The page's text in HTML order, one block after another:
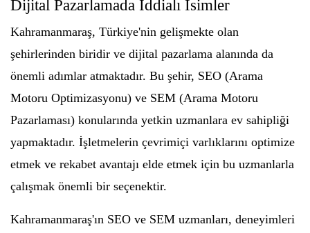
Dijital Pazarlamada İddialı İsimler
Kahramanmaraş, Türkiye'nin gelişmekte olan
şehirlerinden biridir ve dijital pazarlama alanında da
önemli adımlar atmaktadır. Bu şehir, SEO (Arama
Motoru Optimizasyonu) ve SEM (Arama Motoru
Pazarlaması) konularında yetkin uzmanlara ev sahipliği
yapmaktadır. İşletmelerin çevrimiçi varlıklarını optimize
etmek ve rekabet avantajı elde etmek için bu uzmanlarla
çalışmak önemli bir seçenektir.
Kahramanmaraş'ın SEO ve SEM uzmanları, deneyimleri